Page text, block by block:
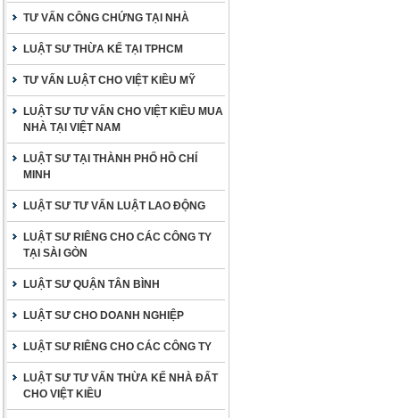
TƯ VẤN CÔNG CHỨNG TẠI NHÀ
LUẬT SƯ THỪA KẾ TẠI TPHCM
TƯ VẤN LUẬT CHO VIỆT KIỀU MỸ
LUẬT SƯ TƯ VẤN CHO VIỆT KIỀU MUA
NHÀ TẠI VIỆT NAM
LUẬT SƯ TẠI THÀNH PHỐ HỒ CHÍ
MINH
LUẬT SƯ TƯ VẤN LUẬT LAO ĐỘNG
LUẬT SƯ RIÊNG CHO CÁC CÔNG TY
TẠI SÀI GÒN
LUẬT SƯ QUẬN TÂN BÌNH
LUẬT SƯ CHO DOANH NGHIỆP
LUẬT SƯ RIÊNG CHO CÁC CÔNG TY
LUẬT SƯ TƯ VẤN THỪA KẾ NHÀ ĐẤT
CHO VIỆT KIỀU